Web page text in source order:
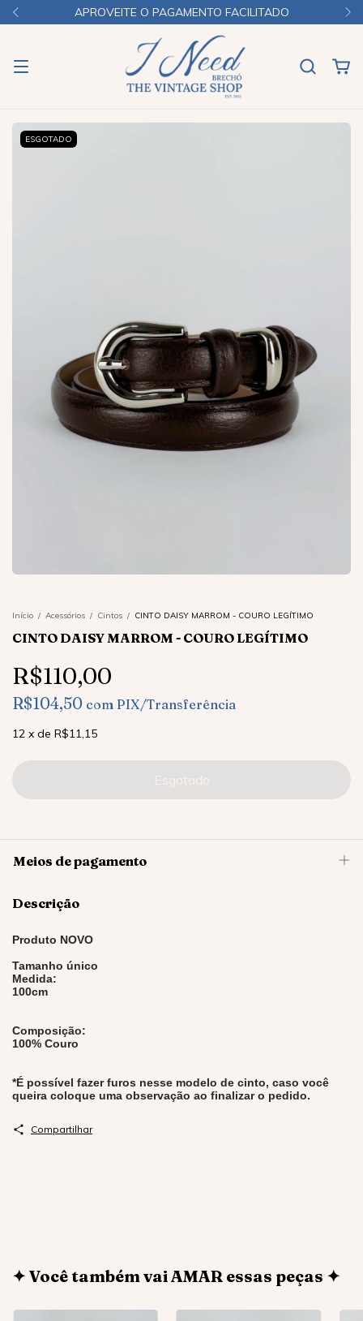
APROVEITE O PAGAMENTO FACILITADO
ESGOTADO
Início / Acessórios / Cintos / CINTO DAISY MARROM - COURO LEGÍTIMO
CINTO DAISY MARROM - COURO LEGÍTIMO
R$110,00
R$104,50 com PIX/Transferência
12 x de R$11,15
Meios de pagamento
Descrição
Produto NOVO
Tamanho único
Medida:
100cm
Composição:
100% Couro
*É possível fazer furos nesse modelo de cinto, caso você
queira coloque uma observação ao finalizar o pedido.
Compartilhar
✦ Você também vai AMAR essas peças ✦